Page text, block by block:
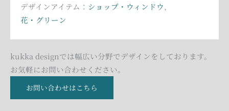
デザインアイテム： ショップ・ウィンドウ,
花・グリーン
kukka designでは幅広い分野でデザインをしております。
お気軽にお問い合わせください。
お問い合わせはこちら